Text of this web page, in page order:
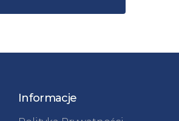
Informacje